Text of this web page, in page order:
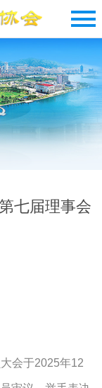
七届理事会
会于2025年12